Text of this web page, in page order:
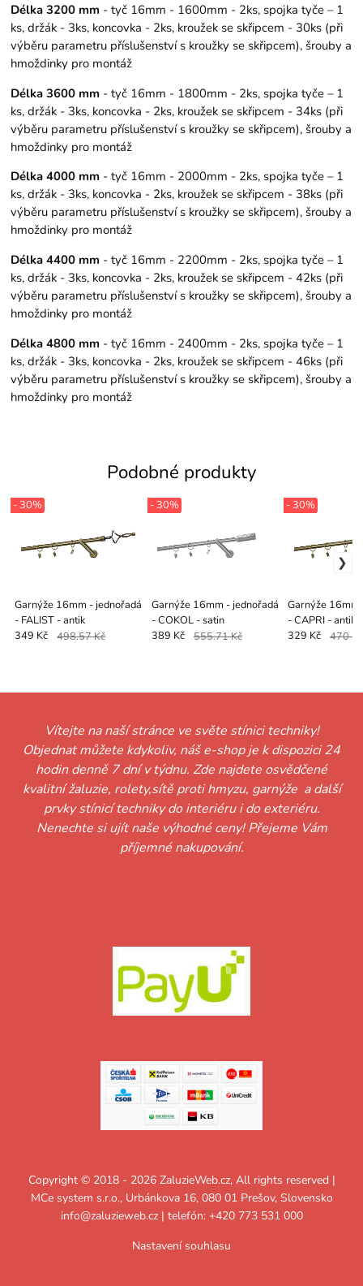
Délka 3200 mm - tyč 16mm - 1600mm - 2ks, spojka tyče – 1
ks, držák - 3ks, koncovka - 2ks, kroužek se skřipcem - 30ks (při
výběru parametru příslušenství s kroužky se skřipcem), šrouby a
hmoždinky pro montáž
Délka 3600 mm - tyč 16mm - 1800mm - 2ks, spojka tyče – 1
ks, držák - 3ks, koncovka - 2ks, kroužek se skřipcem - 34ks (při
výběru parametru příslušenství s kroužky se skřipcem), šrouby a
hmoždinky pro montáž
Délka 4000 mm - tyč 16mm - 2000mm - 2ks, spojka tyče – 1
ks, držák - 3ks, koncovka - 2ks, kroužek se skřipcem - 38ks (při
výběru parametru příslušenství s kroužky se skřipcem), šrouby a
hmoždinky pro montáž
Délka 4400 mm - tyč 16mm - 2200mm - 2ks, spojka tyče – 1
ks, držák - 3ks, koncovka - 2ks, kroužek se skřipcem - 42ks (při
výběru parametru příslušenství s kroužky se skřipcem), šrouby a
hmoždinky pro montáž
Délka 4800 mm - tyč 16mm - 2400mm - 2ks, spojka tyče – 1
ks, držák - 3ks, koncovka - 2ks, kroužek se skřipcem - 46ks (při
výběru parametru příslušenství s kroužky se skřipcem), šrouby a
hmoždinky pro montáž
Podobné produkty
Garnýže 16mm - jednořadá
- FALIST - antik
- 30%
349 Kč 498.57 Kč
Garnýže 16mm - jednořadá
- COKOL - satin
- 30%
389 Kč 555.71 Kč
Garnýže 16mm
- CAPRI - antik
- 30%
329 Kč 470 Kč
Vítejte na naší stránce ve světe stínici techniky!
Objednat můžete kdykoliv, náš e-shop je k dispozici 24
hodin denně 7 dní v týdnu. Zde najdete osvědčené
kvalitní žaluzie, rolety,sítě proti hmyzu, garnýže a další
prvky stínicí techniky do interiéru i do exteriéru.
Nenechte si ujít naše výhodné ceny! Přejeme Vám
příjemné nakupování.
Copyright © 2018 - 2026 ZaluzieWeb.cz, All rights reserved |
MCe system s.r.o., Urbánkova 16, 080 01 Prešov, Slovensko
info@zaluzieweb.cz| telefón: +420 773 531 000
Nastavení souhlasu